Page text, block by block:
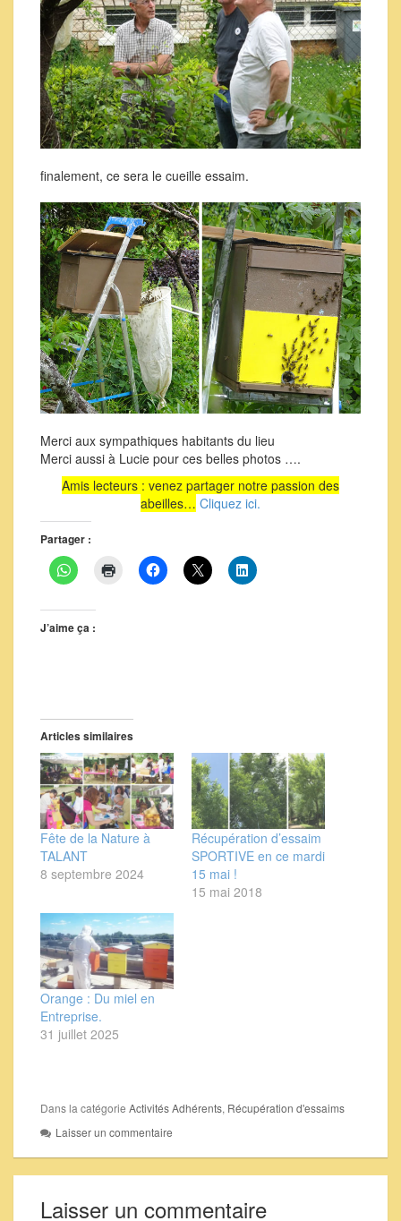
finalement, ce sera le cueille essaim.
Merci aux sympathiques habitants du lieu
Merci aussi à Lucie pour ces belles photos ….
Amis lecteurs : venez partager notre passion des
abeilles… Cliquez ici.
Partager :
J’aime ça :
Articles similaires
Fête de la Nature à
TALANT
8 septembre 2024
Récupération d’essaim
SPORTIVE en ce mardi
15 mai !
15 mai 2018
Orange : Du miel en
Entreprise.
31 juillet 2025
Dans la catégorie Activités Adhérents, Récupération d'essaims
Laisser un commentaire
Laisser un commentaire